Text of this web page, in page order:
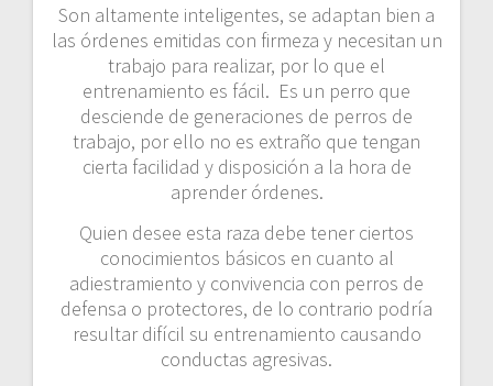
Son altamente inteligentes, se adaptan bien a
las órdenes emitidas con firmeza y necesitan un
trabajo para realizar, por lo que el
entrenamiento es fácil. Es un perro que
desciende de generaciones de perros de
trabajo, por ello no es extraño que tengan
cierta facilidad y disposición a la hora de
aprender órdenes.
Quien desee esta raza debe tener ciertos
conocimientos básicos en cuanto al
adiestramiento y convivencia con perros de
defensa o protectores, de lo contrario podría
resultar difícil su entrenamiento causando
conductas agresivas.